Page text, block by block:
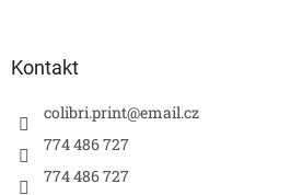
Kontakt
colibri.print@email.cz
774 486 727
774 486 727